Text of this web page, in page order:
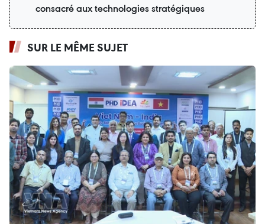
consacré aux technologies stratégiques
SUR LE MÊME SUJET